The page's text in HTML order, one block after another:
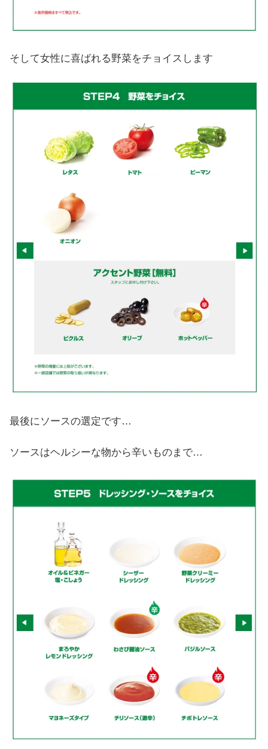
そして女性に喜ばれる野菜をチョイスします
最後にソースの選定です…
ソースはヘルシーな物から辛いものまで…